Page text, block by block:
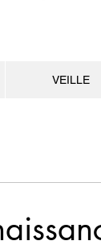
VEILLE